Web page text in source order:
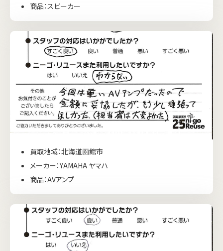
商品：スピーカー
買取地域：北海道函館市
メーカー：YAMAHA ヤマハ
商品：AVアンプ